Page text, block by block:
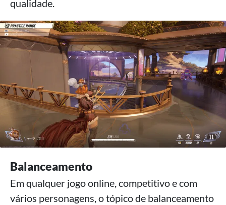
qualidade.
Balanceamento
Em qualquer jogo online, competitivo e com
vários personagens, o tópico de balanceamento